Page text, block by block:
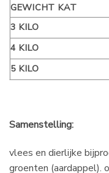
GEWICHT KAT
3 KILO
4 KILO
5 KILO
Samenstelling:
vlees en dierlijke
groenten (aardappel).